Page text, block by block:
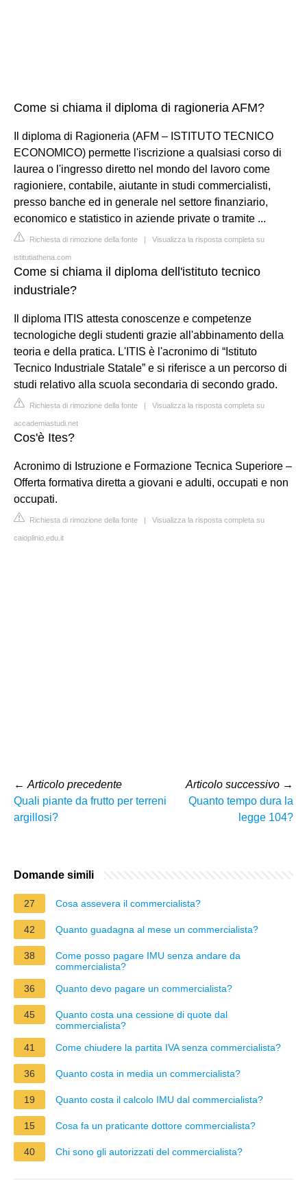
Come si chiama il diploma di ragioneria AFM?
Il diploma di Ragioneria (AFM – ISTITUTO TECNICO
ECONOMICO) permette l'iscrizione a qualsiasi corso di
laurea o l'ingresso diretto nel mondo del lavoro come
ragioniere, contabile, aiutante in studi commercialisti,
presso banche ed in generale nel settore finanziario,
economico e statistico in aziende private o tramite ...
Richiesta di rimozione della fonte | Visualizza la risposta completa su
istitutiathena.com
Come si chiama il diploma dell'istituto tecnico
industriale?
Il diploma ITIS attesta conoscenze e competenze
tecnologiche degli studenti grazie all'abbinamento della
teoria e della pratica. L'ITIS è l'acronimo di “Istituto
Tecnico Industriale Statale” e si riferisce a un percorso di
studi relativo alla scuola secondaria di secondo grado.
Richiesta di rimozione della fonte | Visualizza la risposta completa su
accademiastudi.net
Cos'è Ites?
Acronimo di Istruzione e Formazione Tecnica Superiore –
Offerta formativa diretta a giovani e adulti, occupati e non
occupati.
Richiesta di rimozione della fonte | Visualizza la risposta completa su
caioplinio.edu.it
← Articolo precedente
Quali piante da frutto per terreni
argillosi?
Articolo successivo →
Quanto tempo dura la
legge 104?
Domande simili
27 Cosa assevera il commercialista?
42 Quanto guadagna al mese un commercialista?
38
Come posso pagare IMU senza andare da
commercialista?
36
Quanto devo pagare un commercialista?
45
Quanto costa una cessione di quote dal
commercialista?
41
Come chiudere la partita IVA senza commercialista?
36 Quanto costa in media un commercialista?
19 Quanto costa il calcolo IMU dal commercialista?
15 Cosa fa un praticante dottore commercialista?
40 Chi sono gli autorizzati del commercialista?